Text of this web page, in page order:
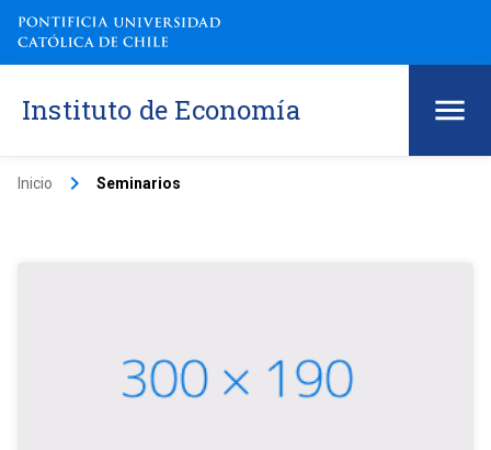
Instituto de Economía
Inicio keyboard_arrow_right Seminarios